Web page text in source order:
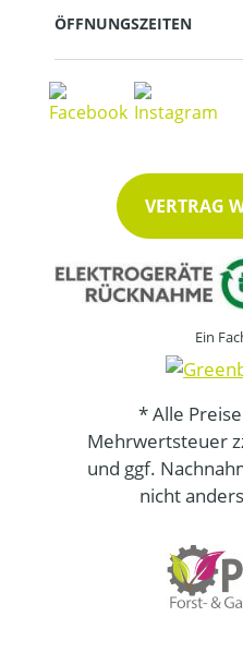
ÖFFNUNGSZEITEN
VERTRAG
Ein
* Alle
Mehrwertsteuer
und ggf.
nicht